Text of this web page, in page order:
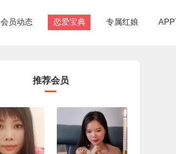
会员动态 恋爱宝典 专属红娘
推荐会员